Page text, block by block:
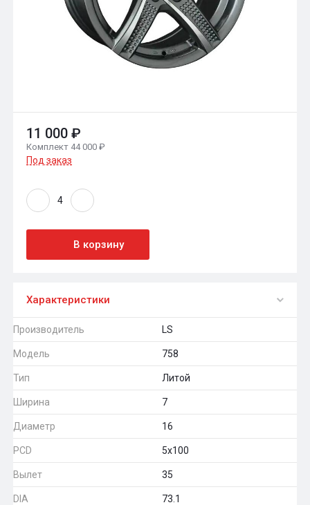
11 000 ₽
Комплект 44 000 ₽
Под заказ
В корзину
Характеристики
Производитель LS
Модель 758
Тип Литой
Ширина 7
Диаметр 16
PCD 5x100
Вылет 35
DIA 73.1